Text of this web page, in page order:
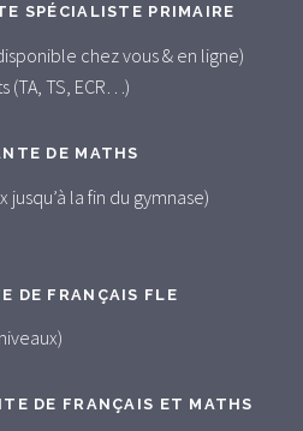
SPÉCIALISTE PRIMAIRE
chez vous & en ligne)
(TA, TS, ECR…)
DE MATHS
jusqu’à la fin du gymnase)
DE FRANÇAIS FLE
DE FRANÇAIS ET MATHS